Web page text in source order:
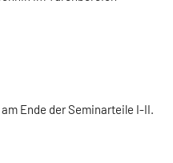
Ende der Seminarteile I-II.